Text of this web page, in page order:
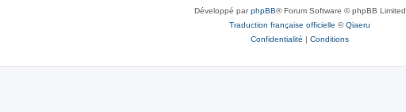
Développé parphpBB® Forum Software © phpBB Limited
Traduction française officielle ©Qiaeru
Confidentialité | Conditions